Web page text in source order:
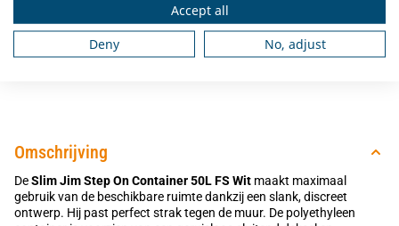
✓ Ook na aankoop bieden we
ondersteuning
Omschrijving
DeSlim Jim Step On Container 50L FS Wit maakt maximaal
gebruik van de beschikbare ruimte dankzij een slank, discreet
ontwerp. Hij past perfect strak tegen de muur. De polyethyleen
Accept all
Deny
No, adjust